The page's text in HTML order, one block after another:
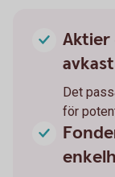
Aktier
Det
för